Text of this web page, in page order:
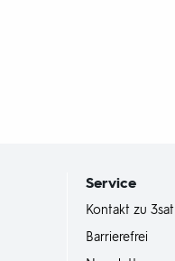
Service
Kontakt zu 3sat
Barrierefrei